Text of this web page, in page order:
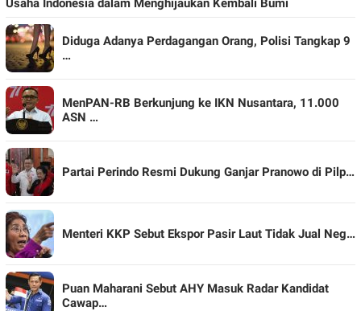
Usaha Indonesia dalam Menghijaukan Kembali Bumi
Diduga Adanya Perdagangan Orang, Polisi Tangkap 9
…
MenPAN-RB Berkunjung ke IKN Nusantara, 11.000
ASN …
Partai Perindo Resmi Dukung Ganjar Pranowo di Pilp…
Menteri KKP Sebut Ekspor Pasir Laut Tidak Jual Neg…
Puan Maharani Sebut AHY Masuk Radar Kandidat
Cawap…